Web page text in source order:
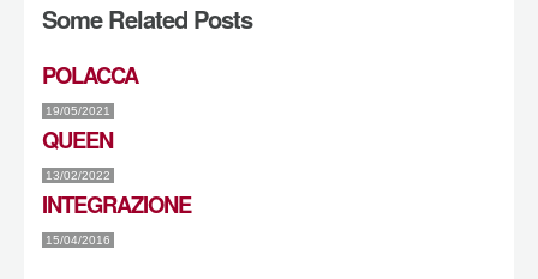
Some Related Posts
POLACCA
19/05/2021
QUEEN
13/02/2022
INTEGRAZIONE
15/04/2016